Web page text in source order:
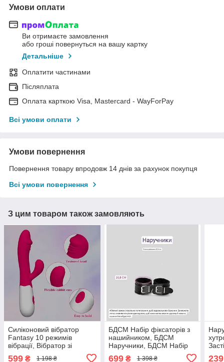
Умови оплати
Ви отримаєте замовлення
або гроші повернуться на вашу картку
Детальніше
Оплатити частинами
Післяплата
Оплата карткою Visa, Mastercard - WayForPay
Всі умови оплати
Умови повернення
Повернення товару впродовж 14 днів за рахунок покупця
Всі умови повернення
З цим товаром також замовляють
Силіконовий вібратор
Fantasy 10 режимів
вібрації, Вібратор зі
599 ₴ 1 198 ₴
БДСМ Набір фіксаторів з
нашийником, БДСМ
Наручники, БДСМ Набір
для фіксації, Наручники
699₴ 1 398 ₴ 239